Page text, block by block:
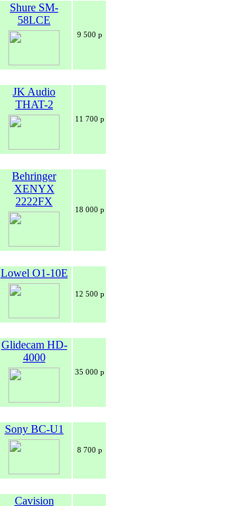
Shure SM-
58LCE
9 500 р
JK Audio
THAT-2
11 700 р
Behringer
XENYX
2222FX
18 000 р
Lowel O1-10E
12 500 р
Glidecam HD-
4000
35 000 р
Sony BC-U1
8 700 р
Cavision